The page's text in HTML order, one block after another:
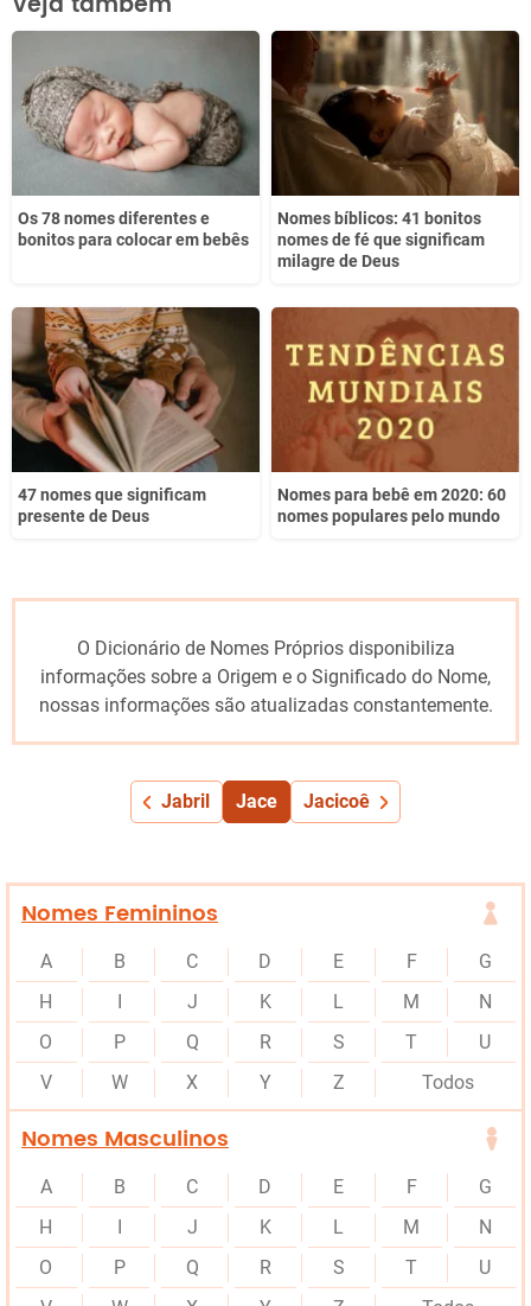
Este conteúdo não tem a informação que procuro
Outro
Os 78 nomes diferentes e
bonitos para colocar em bebês
Nomes bíblicos: 41 bonitos
nomes de fé que significam
milagre de Deus
47 nomes que significam
presente de Deus
Nomes para bebê em 2020: 60
nomes populares pelo mundo
O Dicionário de Nomes Próprios disponibiliza
informações sobre a Origem e o Significado do Nome,
nossas informações são atualizadas constantemente.
Jabril Jace Jacicoê
Nomes Femininos
A B C D E F
G
H
J K L M
N
O
P Q R S T
U
V
W X Y Z Todos
Nomes Masculinos
A B C D E F
G
H
J K L M
N
O
P Q R S T
U